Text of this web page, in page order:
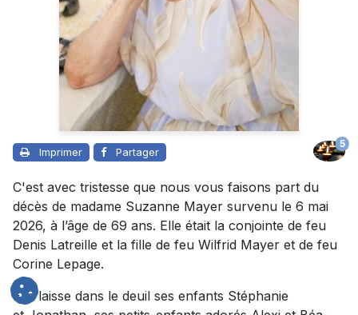
Imprimer Partager
5
C'est avec tristesse que nous vous faisons part du
décès de madame Suzanne Mayer survenu le 6 mai
2026, à l’âge de 69 ans. Elle était la conjointe de feu
Denis Latreille et la fille de feu Wilfrid Mayer et de feu
Corine Lepage.
Elle laisse dans le deuil ses enfants Stéphanie